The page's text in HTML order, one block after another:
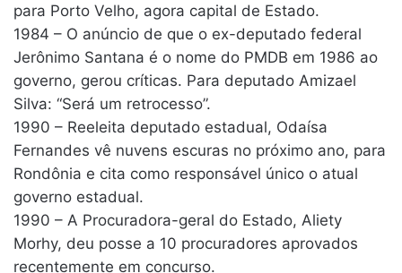
para Porto Velho, agora capital de Estado.
1984 – O anúncio de que o ex-deputado federal
Jerônimo Santana é o nome do PMDB em 1986 ao
governo, gerou críticas. Para deputado Amizael
Silva: “Será um retrocesso”.
1990 – Reeleita deputado estadual, Odaísa
Fernandes vê nuvens escuras no próximo ano, para
Rondônia e cita como responsável único o atual
governo estadual.
1990 – A Procuradora-geral do Estado, Aliety
Morhy, deu posse a 10 procuradores aprovados
recentemente em concurso.